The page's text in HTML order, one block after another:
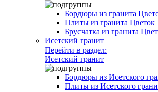
Бордюры из гранита
Плиты из гранита Цветок
Брусчатка из гранита
Исетский гранит
Перейти в раздел:
Исетский гранит
Бордюры из Исетского
Плиты из Исетского